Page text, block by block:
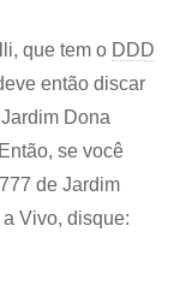
que tem o DDD
então discar
Dona
se você
de Jardim
Vivo, disque: